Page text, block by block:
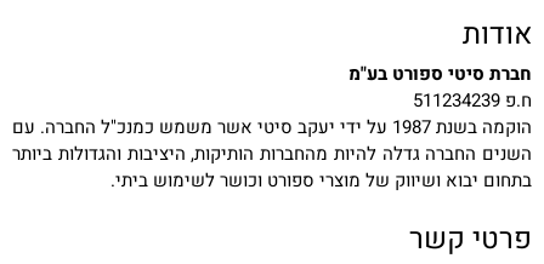
אודות
חברת סיטי ספורט בע"מ
ח.פ 511234239
הוקמה בשנת 1987 על ידי יעקב סיטי אשר משמש כמנכ"ל החברה. עם
השנים החברה גדלה להיות מהחברות הותיקות, היציבות והגדולות ביותר
בתחום יבוא ושיווק של מוצרי ספורט וכושר לשימוש ביתי.
פרטי קשר